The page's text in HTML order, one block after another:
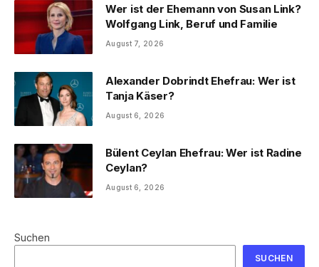
Wer ist der Ehemann von Susan Link?
Wolfgang Link, Beruf und Familie
August 7, 2026
Alexander Dobrindt Ehefrau: Wer ist
Tanja Käser?
August 6, 2026
Bülent Ceylan Ehefrau: Wer ist Radine
Ceylan?
August 6, 2026
Suchen
SUCHEN